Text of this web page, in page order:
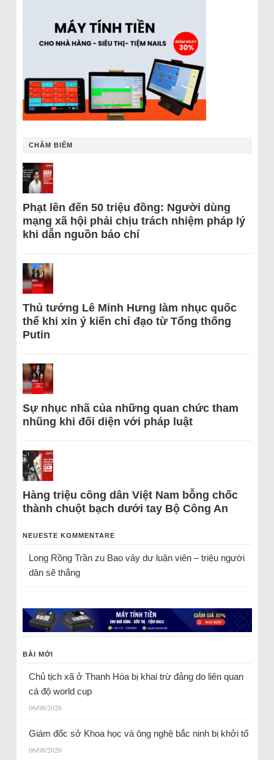
CHÂM BIẾM
Phạt lên đến 50 triệu đồng: Người dùng
mạng xã hội phải chịu trách nhiệm pháp lý
khi dẫn nguồn báo chí
Thủ tướng Lê Minh Hưng làm nhục quốc
thể khi xin ý kiến chỉ đạo từ Tổng thống
Putin
Sự nhục nhã của những quan chức tham
nhũng khi đối diện với pháp luật
Hàng triệu công dân Việt Nam bỗng chốc
thành chuột bạch dưới tay Bộ Công An
NEUESTE KOMMENTARE
Long Rồng Trầnzu Bao vây dư luận viên – triệu người
dân sẽ thắng
BÀI MỚI
Chủ tịch xã ở Thanh Hóa bị khai trừ đảng do liên quan
cá độ world cup
06/08/2026
Giám đốc sở Khoa học và ông nghệ bắc ninh bị khởi tố
06/08/2026